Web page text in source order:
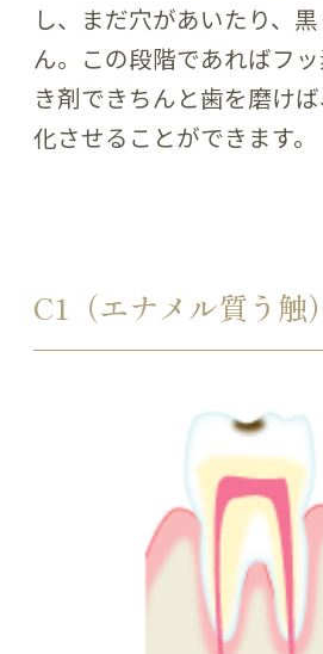
し、まだ穴があいたり、
ん。この段階であればフ
き剤できちんと歯を磨け
化させることができます。
C1（エナメル質う触）